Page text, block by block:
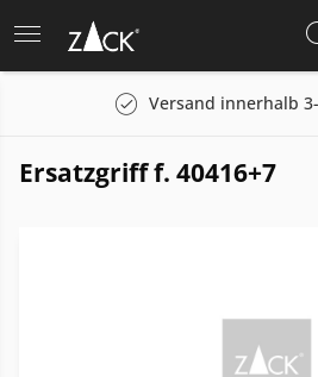
Versand innerhalb
Ersatzgriff f. 40416+7